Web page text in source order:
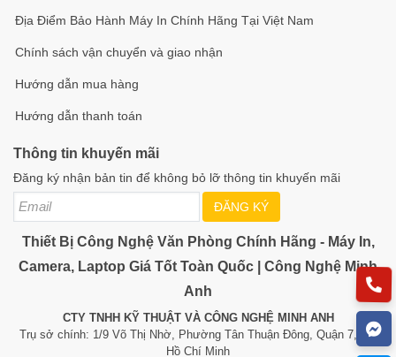
Địa Điểm Bảo Hành Máy In Chính Hãng Tại Việt Nam
Chính sách vận chuyển và giao nhận
Hướng dẫn mua hàng
Hướng dẫn thanh toán
Thông tin khuyến mãi
Đăng ký nhận bản tin để không bỏ lỡ thông tin khuyến mãi
ĐĂNG KÝ
Thiết Bị Công Nghệ Văn Phòng Chính Hãng - Máy In,
Camera, Laptop Giá Tốt Toàn Quốc | Công Nghệ Minh
Anh
CTY TNHH KỸ THUẬT VÀ CÔNG NGHỆ MINH ANH
Trụ sở chính: 1/9 Võ Thị Nhờ, Phường Tân Thuận Đông, Quận 7, TP.
Hồ Chí Minh